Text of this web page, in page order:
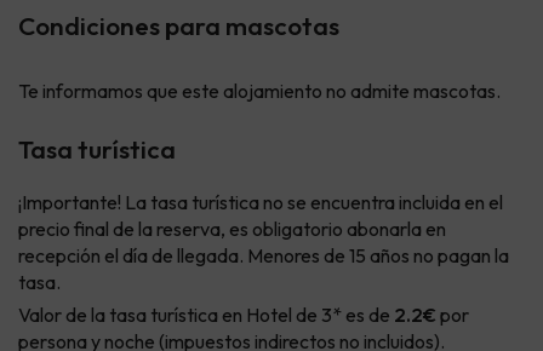
Condiciones para mascotas
Te informamos que este alojamiento no admite mascotas.
Tasa turística
¡Importante! La tasa turística no se encuentra incluida en el
precio final de la reserva, es obligatorio abonarla en
recepción el día de llegada. Menores de 15 años no pagan la
tasa.
Valor de la tasa turística en Hotel de 3* es de 2.2€ por
persona y noche (impuestos indirectos no incluidos).